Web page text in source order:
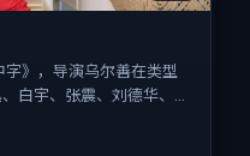
字》，导演乌尔善在类型
白宇、张震、刘德华、长
月14日（公映登记日